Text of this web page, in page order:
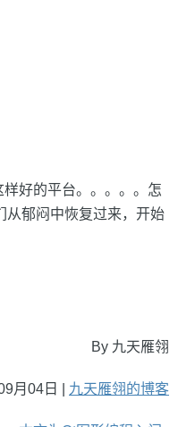
好的平台。。。。。怎
从郁闷中恢复过来，开始
By 九天雁翎
月04日 | 九天雁翎的博客